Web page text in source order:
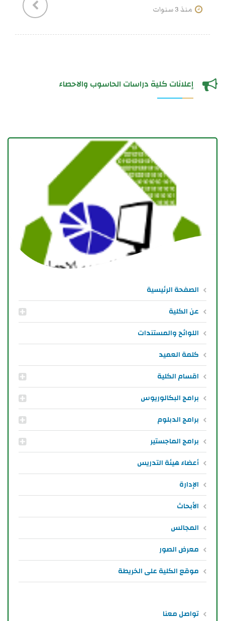
الصفحة الرئيسية
عن الكلية
اللوائح والمستندات
كلمة العميد
اقسام الكلية
برامج البكالوريوس
برامج الدبلوم
برامج الماجستير
أعضاء هيئة التدريس
الإدارة
الأبحاث
المجالس
معرض الصور
موقع الكلية على الخريطة
تواصل معنا
منذ 3 سنوات
إعلانات كلية دراسات الحاسوب والاحصاء